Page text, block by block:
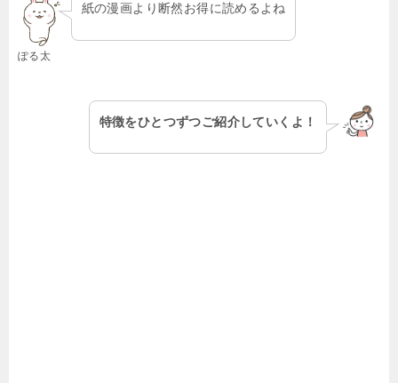
ぽる太
紙の漫画より断然お得に読めるよね
特徴をひとつずつご紹介していくよ！